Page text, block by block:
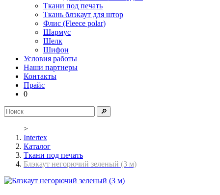
Ткани под печать
Ткань блэкаут для штор
Флис (Fleece polar)
Шармус
Шелк
Шифон
Условия работы
Наши партнеры
Контакты
Прайс
0
🔎
>
Intertex
Каталог
Ткани под печать
Блэкаут негорючий зеленый (3 м)